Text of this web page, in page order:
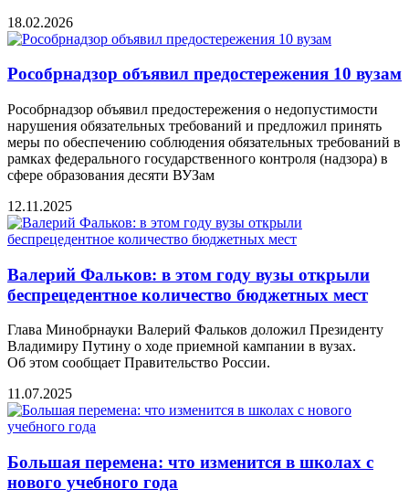
18.02.2026
Рособрнадзор объявил предостережения 10 вузам
Рособрнадзор объявил предостережения о недопустимости
нарушения обязательных требований и предложил принять
меры по обеспечению соблюдения обязательных требований в
рамках федерального государственного контроля (надзора) в
сфере образования десяти ВУЗам
12.11.2025
Валeрий Фальков: в этом году вузы открыли
бeспрeцeдeнтноe количeство бюджeтных мeст
Глава Минобрнауки Валерий Фальков доложил Президенту
Владимиру Путину о ходе приемной кампании в вузах.
Об этом сообщаeт Правитeльство России.
11.07.2025
Большая перемена: что изменится в школах с
нового учебного года